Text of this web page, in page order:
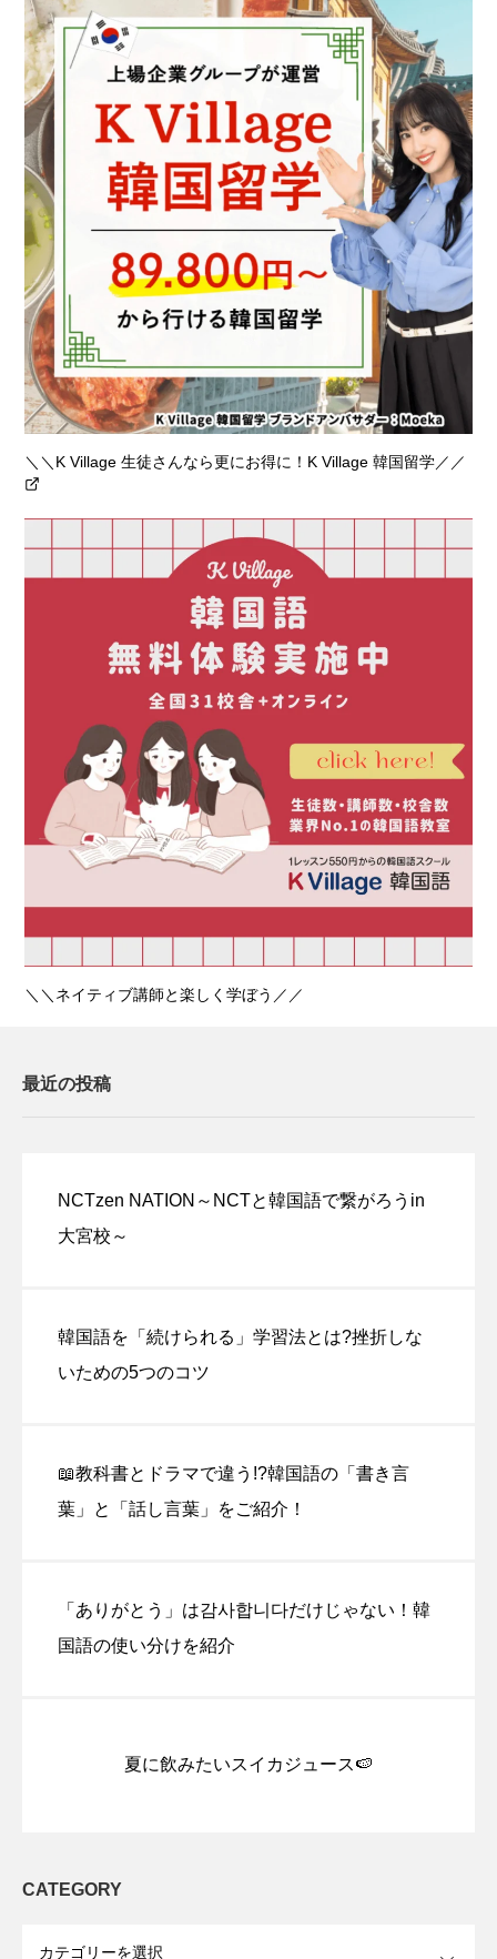
＼＼K Village 生徒さんなら更にお得に！K Village 韓国留学／／
＼＼ネイティブ講師と楽しく学ぼう／／
最近の投稿
NCTzen NATION～NCTと韓国語で繋がろうin
大宮校～
韓国語を「続けられる」学習法とは?挫折しな
いための5つのコツ
📖教科書とドラマで違う!?韓国語の「書き言
葉」と「話し言葉」をご紹介！
「ありがとう」は감사합니다だけじゃない！韓
国語の使い分けを紹介
夏に飲みたいスイカジュース🍉
CATEGORY